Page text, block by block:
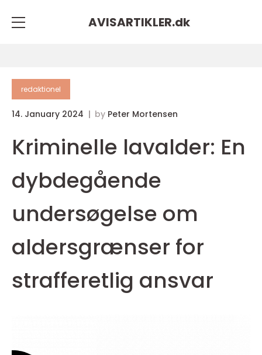
AVISARTIKLER.dk
redaktionel
14. January 2024 by Peter Mortensen
Kriminelle lavalder: En
dybdegående
undersøgelse om
aldersgrænser for
strafferetlig ansvar